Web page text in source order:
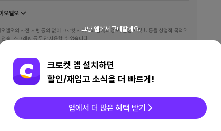
그냥 웹에서 구매할게요.
크로켓 앱 설치하면
할인/재입고 소식을 더 빠르게!
앱에서 더 많은 혜택 받기
오엘오
엘오의 사전 서면 동의 없이 크로켓 사이트의 일체의 정보, 콘텐츠 및 UI등을 상업적 목적으
전송, 스크래핑 등 무단 사용할 수 없습니다.
통신판매중개자이며 통신판매의 당사자가 아닙니다. 따라서 크로켓은 상품•거래정보 및 거래
전서비스 확인증